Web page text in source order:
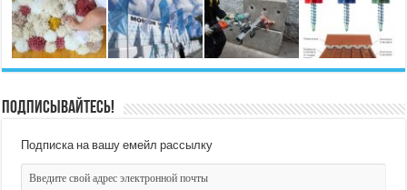
Подписывайтесь!
Подписка на вашу емейл рассылку